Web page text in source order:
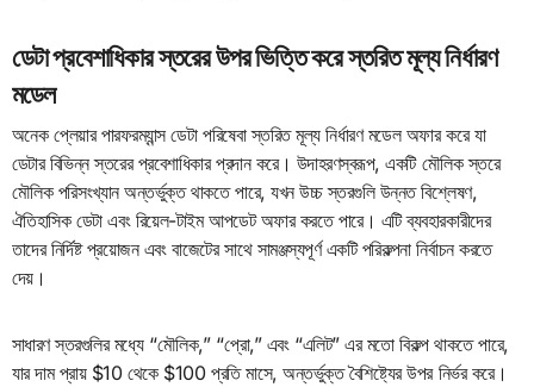
ডেটা প্রবেশাধিকার স্তরের উপর ভিত্তি করে স্তরিত মূল্য নির্ধারণ
মডেল
অনেক প্লেয়ার পারফরম্যান্স ডেটা পরিষেবা স্তরিত মূল্য নির্ধারণ মডেল অফার করে যা
ডেটার বিভিন্ন স্তরের প্রবেশাধিকার প্রদান করে। উদাহরণস্বরূপ, একটি মৌলিক স্তরে
মৌলিক পরিসংখ্যান অন্তর্ভুক্ত থাকতে পারে, যখন উচ্চ স্তরগুলি উন্নত বিশ্লেষণ,
ঐতিহাসিক ডেটা এবং রিয়েল-টাইম আপডেট অফার করতে পারে। এটি ব্যবহারকারীদের
তাদের নির্দিষ্ট প্রয়োজন এবং বাজেটের সাথে সামঞ্জস্যপূর্ণ একটি পরিকল্পনা নির্বাচন করতে
দেয়।
সাধারণ স্তরগুলির মধ্যে “মৌলিক,” “প্রো,” এবং “এলিট” এর মতো বিকল্প থাকতে পারে,
যার দাম প্রায় $10 থেকে $100 প্রতি মাসে, অন্তর্ভুক্ত বৈশিষ্ট্যের উপর নির্ভর করে।